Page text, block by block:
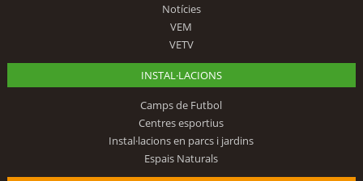
Notícies
VEM
VETV
INSTAL·LACIONS
Camps de Futbol
Centres esportius
Instal·lacions en parcs i jardins
Espais Naturals